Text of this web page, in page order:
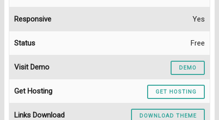
Responsive Yes
Status Free
Visit Demo DEMO
Get Hosting GET HOSTING
Links Download DOWNLOAD THEME